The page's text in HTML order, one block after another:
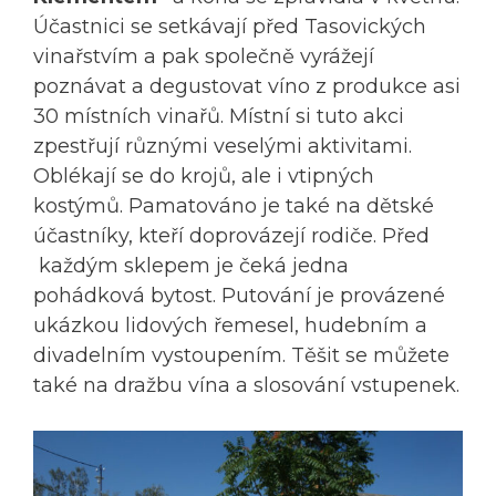
Účastnici se setkávají před Tasovických
vinařstvím a pak společně vyrážejí
poznávat a degustovat víno z produkce asi
30 místních vinařů. Místní si tuto akci
zpestřují různými veselými aktivitami.
Oblékají se do krojů, ale i vtipných
kostýmů. Pamatováno je také na dětské
účastníky, kteří doprovázejí rodiče. Před
každým sklepem je čeká jedna
pohádková bytost. Putování je provázené
ukázkou lidových řemesel, hudebním a
divadelním vystoupením. Těšit se můžete
také na dražbu vína a slosování vstupenek.